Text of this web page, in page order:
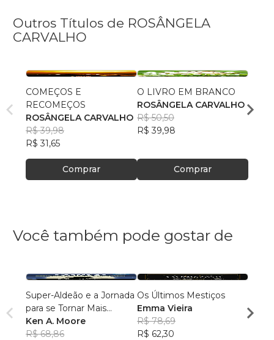
Outros Títulos de ROSÂNGELA
CARVALHO
COMEÇOS E
RECOMEÇOS
ROSÂNGELA CARVALHO
R$ 39,98
R$ 31,65
Comprar
O LIVRO EM BRANCO
ROSÂNGELA CARVALHO
R$ 50,50
R$ 39,98
Comprar
R$
Você também pode gostar de
Super-Aldeão e a Jornada
para se Tornar Mais
Interessante!
Ken A. Moore
R$ 68,86
Os Últimos Mestiços
Emma Vieira
R$ 78,69
R$ 62,30